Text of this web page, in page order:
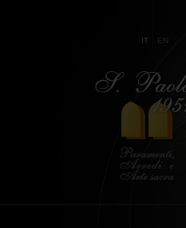
IT EN